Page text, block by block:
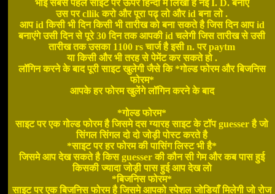
भाई सबसे पहले साइट पर ऊपर हिन्दी मे लिखा है नई I. D. बनाए
उस पर cllik करो और पूरा पढ़ लो और id बना लो .
आप id किसी भी दिन किसी भी तारीख को बना सकते है जिस दिन आप id
बनाएंगे उसी दिन से पूरे 30 दिन तक आपकी id चलेगी जिस तारीख से उसी
तारीख तक उसका 1100 rs चार्ज है इसी n. पर paytm
या किसी और भी तरह से पेमेंट कर सकते हो .
लॉगिन करने के बाद पूरी साइट खुलेगी जैसे कि *गोल्ड फोरम और बिजनिस
फोरम*
आपके हर फोरम खुलेंगे लॉगिन करने के बाद
*गोल्ड फोरम*
साइट पर एक गोल्ड फोरम है जिसमे दस ग्यारह साइट के टॉप guesser है जो
सिंगल सिंगल दो दो जोड़ी पोस्ट करते है
*साइट पर हर फोरम की पासिंग लिस्ट भी है*
जिसमे आप देख सकते है किस guesser की कौन सी गेम और कब पास हुई
किसकी ज्यादा जोड़ी पास हुई आप देख लो
*बिजनिस फोरम*
साइट पर एक बिजनिस फोरम है जिसमे आपको स्पेशल जोडियाँ मिलेगी जो रोज